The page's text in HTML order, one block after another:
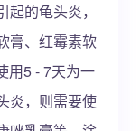
的龟头炎，
膏、红霉素软
用5 - 7天为一
炎，则需要使